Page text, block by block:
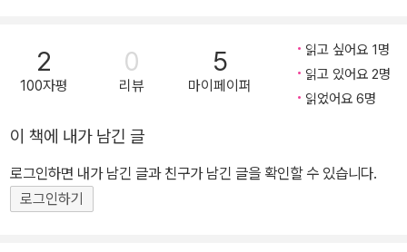
교회의 보좌사제인 아서 벨 니컬스와 결혼하지만, 임신 중에 건강이
악화되어 이듬해 봄 서른여덟에 세상을 떠난다. 첫 집필작이나 공개
되지 않았던 장편소설 《교수》는 1857년, 그의 사후에야 출간된다.
《셜리》에서 《빌레트》(1853)까지, 샬럿의 소설들은 당시 영국 사회
에서 여성이 처해 있던 상황을 생생하게 그려냈으며 여성의 경제적,
정치적 독립 문제를 정면으로 다루었다. 이 때문에 그의 작품들은 당
대에는 ‘지나치게 남성적’이라는 평과 함께 ‘불온한 책’으로 여겨지기
설가 버지니아 울프 역시 “샬럿 브론테의 가장 훌륭한 소설”이라고
평가했다. <빌레트>는 <제인 에어>로 잘 알려진 샬럿 브론테의 마지
막 소설이다. 가족을 잃고 타국에서의 삶을 홀로 개척해 나가는 주인
립적인 삶, 사랑에 대한 열망 그리고 내면의 심리묘사를 수려한 어휘
로 표현해 낸 탁월한 작품이다. 샬럿 브론테는 실제로 1842~1844
년 벨기에 브뤼셀의 한 기숙학교에 체류했기에 <빌레트>는 또 하나
의 자전 소설이라고 할 수 있다. 주인공이자 소설의 화자인 루시 스노
2
100자평
0
리뷰
5
마이페이퍼
읽고 싶어요 1명
읽고 있어요 2명
읽었어요 6명
이 책에 내가 남긴 글
로그인하면 내가 남긴 글과 친구가 남긴 글을 확인할 수 있습니다.
로그인하기